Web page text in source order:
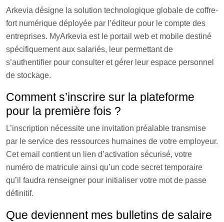
Arkevia désigne la solution technologique globale de coffre-
fort numérique déployée par l’éditeur pour le compte des
entreprises. MyArkevia est le portail web et mobile destiné
spécifiquement aux salariés, leur permettant de
s’authentifier pour consulter et gérer leur espace personnel
de stockage.
Comment s’inscrire sur la plateforme
pour la première fois ?
L’inscription nécessite une invitation préalable transmise
par le service des ressources humaines de votre employeur.
Cet email contient un lien d’activation sécurisé, votre
numéro de matricule ainsi qu’un code secret temporaire
qu’il faudra renseigner pour initialiser votre mot de passe
définitif.
Que deviennent mes bulletins de salaire